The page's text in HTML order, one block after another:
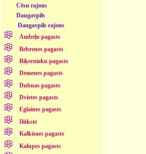
Cēsu rajons
Daugavpils
Daugavpils rajons
Ambeļu pagasts
Bebrenes pagasts
Biķernieku pagasts
Demenes pagasts
Dubnas pagasts
Dvietes pagasts
Eglaines pagasts
Ilūkste
Kalkūnes pagasts
Kalupes pagasts